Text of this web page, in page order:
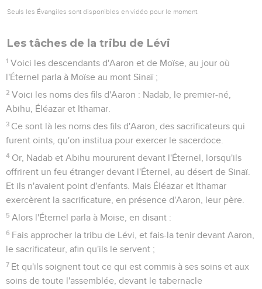
Seuls les Évangiles sont disponibles en vidéo pour le moment.
Les tâches de la tribu de Lévi
1 Voici les descendants d'Aaron et de Moïse, au jour où
l'Éternel parla à Moïse au mont Sinaï ;
2 Voici les noms des fils d'Aaron : Nadab, le premier-né,
Abihu, Éléazar et Ithamar.
3 Ce sont là les noms des fils d'Aaron, des sacrificateurs qui
furent oints, qu'on institua pour exercer le sacerdoce.
4 Or, Nadab et Abihu moururent devant l'Éternel, lorsqu'ils
offrirent un feu étranger devant l'Éternel, au désert de Sinaï.
Et ils n'avaient point d'enfants. Mais Éléazar et Ithamar
exercèrent la sacrificature, en présence d'Aaron, leur père.
5 Alors l'Éternel parla à Moïse, en disant :
6 Fais approcher la tribu de Lévi, et fais-la tenir devant Aaron,
le sacrificateur, afin qu'ils le servent ;
7 Et qu'ils soignent tout ce qui est commis à ses soins et aux
soins de toute l'assemblée, devant le tabernacle